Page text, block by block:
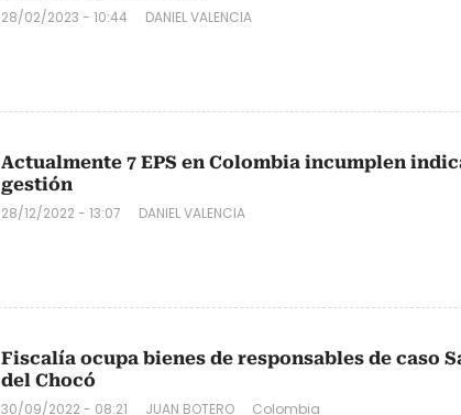
28/02/2023 - 10:44 DANIEL VALENCIA
Actualmente 7 EPS en Colombia incumplen
gestión
28/12/2022 - 13:07 DANIEL VALENCIA
Fiscalía ocupa bienes de responsables de caso
del Chocó
30/09/2022 - 08:21 JUAN BOTERO Colombia